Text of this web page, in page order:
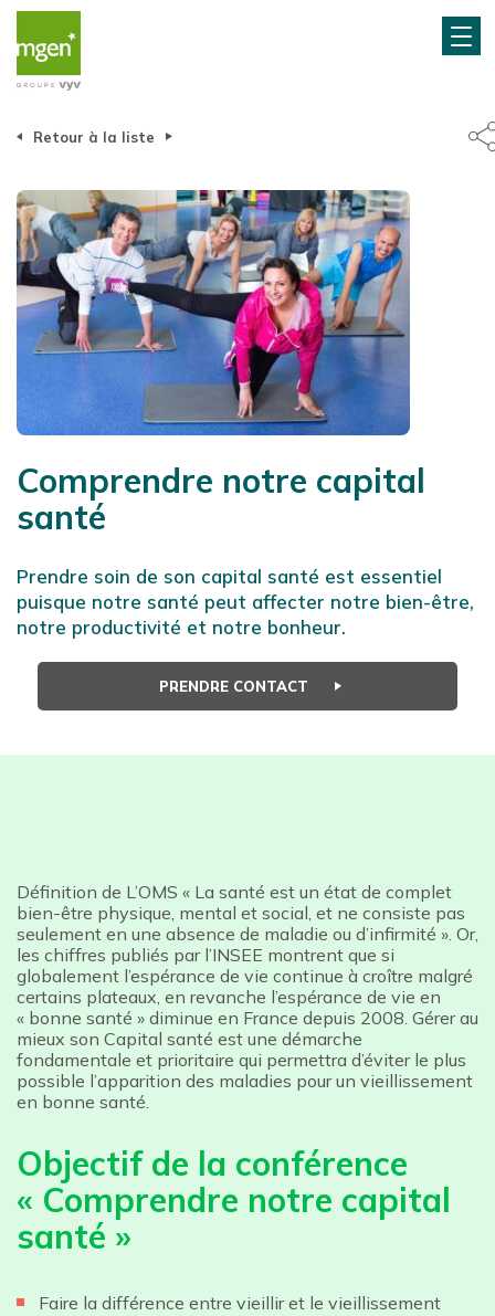
Retour à la liste
Comprendre notre capital
santé
Prendre soin de son capital santé est essentiel
puisque notre santé peut affecter notre bien-être,
notre productivité et notre bonheur.
PRENDRE CONTACT
Définition de L’OMS « La santé est un état de complet
bien-être physique, mental et social, et ne consiste pas
seulement en une absence de maladie ou d’infirmité ». Or,
les chiffres publiés par l’INSEE montrent que si
globalement l’espérance de vie continue à croître malgré
certains plateaux, en revanche l’espérance de vie en
« bonne santé » diminue en France depuis 2008. Gérer au
mieux son Capital santé est une démarche
fondamentale et prioritaire qui permettra d’éviter le plus
possible l’apparition des maladies pour un vieillissement
en bonne santé.
Objectif de la conférence
« Comprendre notre capital
santé »
Faire la différence entre vieillir et le vieillissement